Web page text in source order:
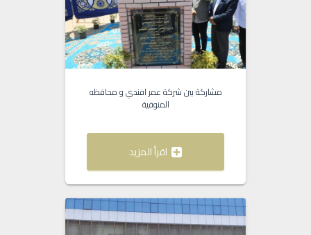
مشاركة بين شركة عمر افندي و محافظه
المنوفية
اقرأ المزيد